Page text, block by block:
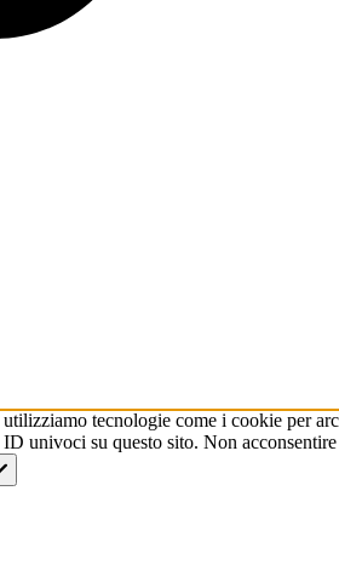
tecnologie come i cookie per
univoci su questo sito. Non